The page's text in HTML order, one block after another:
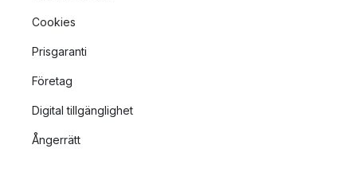
Cookies
Prisgaranti
Företag
Digital tillgänglighet
Ångerrätt